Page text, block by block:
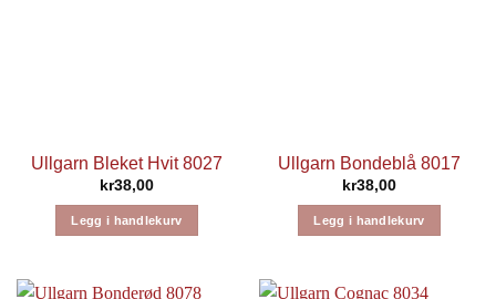
Ullgarn Bleket Hvit 8027
kr38,00
Legg i handlekurv
Ullgarn Bondeblå 8017
kr38,00
Legg i handlekurv